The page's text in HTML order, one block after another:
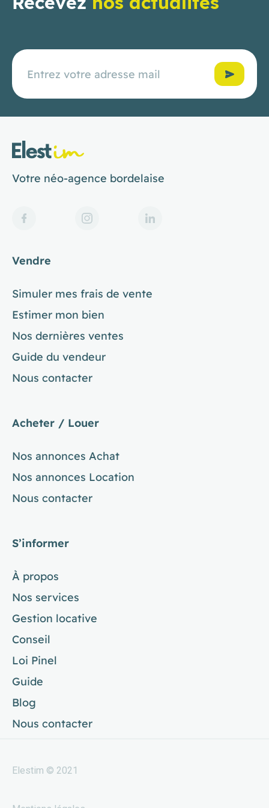
Votre néo-agence bordelaise
Vendre
Simuler mes frais de vente
Estimer mon bien
Nos dernières ventes
Guide du vendeur
Nous contacter
Acheter / Louer
Nos annonces Achat
Nos annonces Location
Nous contacter
S’informer
À propos
Nos services
Gestion locative
Conseil
Loi Pinel
Guide
Blog
Nous contacter
Elestim © 2021